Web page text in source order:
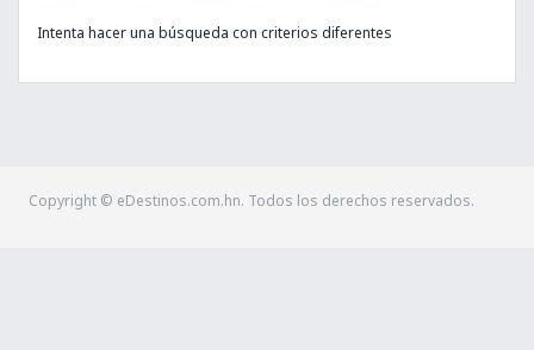
Intenta hacer una búsqueda con criterios diferentes
Copyright © eDestinos.com.hn. Todos los derechos reservados.